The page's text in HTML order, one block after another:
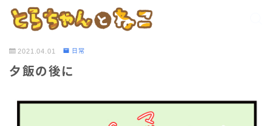
2021.04.01 日常
夕飯の後に